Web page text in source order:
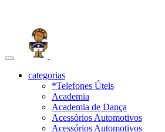
Toggle
navigationcategorias
*Telefones Úteis
Academia
Academia de Dança
Acessórios Automotivos
Acessórios Automotivos